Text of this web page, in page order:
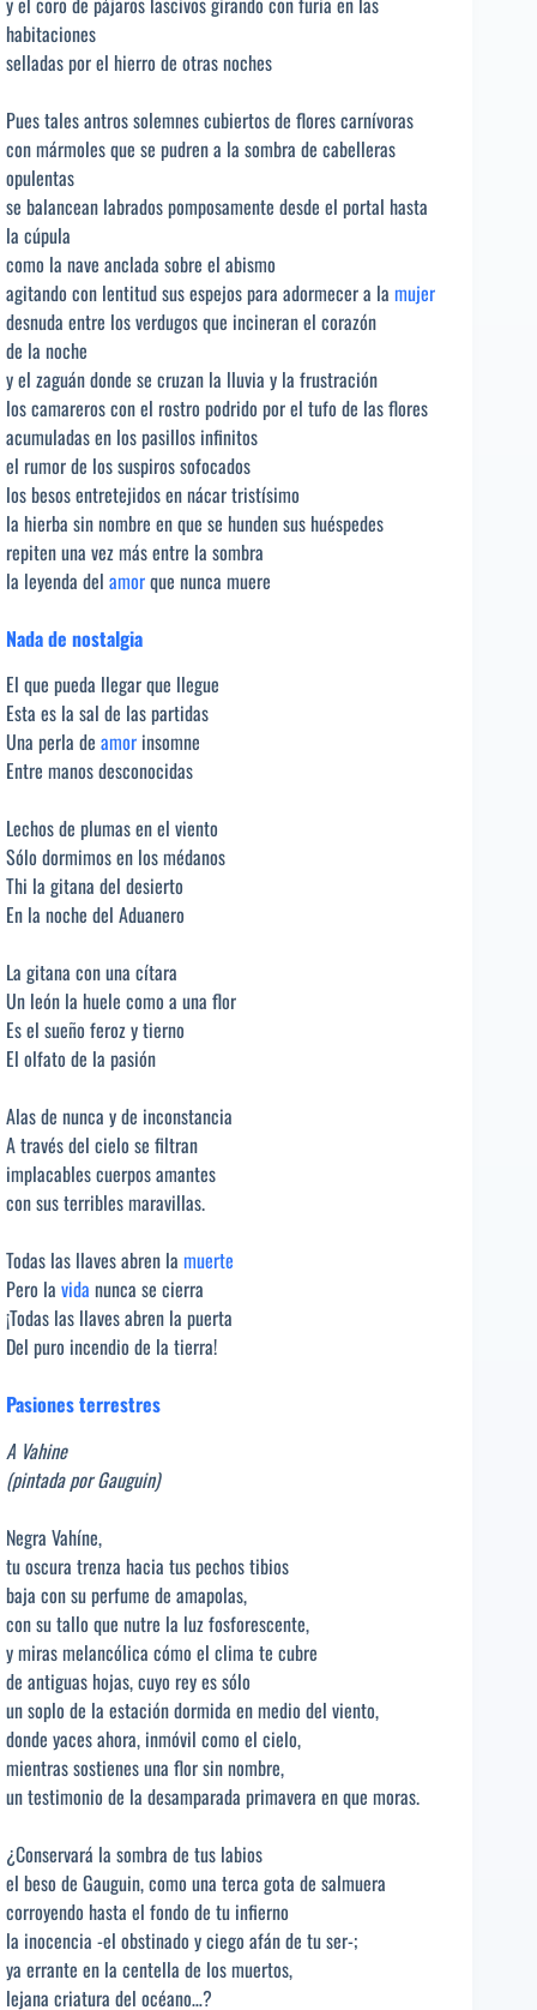
habitaciones
selladas por el hierro de otras noches
Pues tales antros solemnes cubiertos de flores carnívoras
con mármoles que se pudren a la sombra de cabelleras
opulentas
se balancean labrados pomposamente desde el portal hasta
la cúpula
como la nave anclada sobre el abismo
agitando con lentitud sus espejos para adormecer a la mujer
desnuda entre los verdugos que incineran el corazón
de la noche
y el zaguán donde se cruzan la lluvia y la frustración
los camareros con el rostro podrido por el tufo de las flores
acumuladas en los pasillos infinitos
el rumor de los suspiros sofocados
los besos entretejidos en nácar tristísimo
la hierba sin nombre en que se hunden sus huéspedes
repiten una vez más entre la sombra
la leyenda del amorque nunca muere
Nada de nostalgia
El que pueda llegar que llegue
Esta es la sal de las partidas
Una perla de amor insomne
Entre manos desconocidas
Lechos de plumas en el viento
Sólo dormimos en los médanos
Thi la gitana del desierto
En la noche del Aduanero
La gitana con una cítara
Un león la huele como a una flor
Es el sueño feroz y tierno
El olfato de la pasión
Alas de nunca y de inconstancia
A través del cielo se filtran
implacables cuerpos amantes
con sus terribles maravillas.
Todas las llaves abren la muerte
Pero la vida nunca se cierra
¡Todas las llaves abren la puerta
Del puro incendio de la tierra!
Pasiones terrestres
A Vahine
(pintada por Gauguin)
Negra Vahíne,
tu oscura trenza hacia tus pechos tibios
baja con su perfume de amapolas,
con su tallo que nutre la luz fosforescente,
y miras melancólica cómo el clima te cubre
de antiguas hojas, cuyo rey es sólo
un soplo de la estación dormida en medio del viento,
donde yaces ahora, inmóvil como el cielo,
mientras sostienes una flor sin nombre,
un testimonio de la desamparada primavera en que moras.
¿Conservará la sombra de tus labios
el beso de Gauguin, como una terca gota de salmuera
corroyendo hasta el fondo de tu infierno
la inocencia -el obstinado y ciego afán de tu ser-;
ya errante en la centella de los muertos,
lejana criatura del océano…?